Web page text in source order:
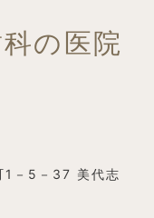
の医院
1－5－37 美代志